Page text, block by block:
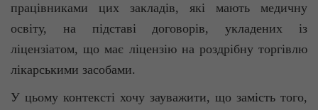
працівниками цих закладів, які мають медичну
освіту, на підставі договорів, укладених із
ліцензіатом, що має ліцензію на роздрібну торгівлю
лікарськими засобами.
У цьому контексті хочу зауважити, що замість того,